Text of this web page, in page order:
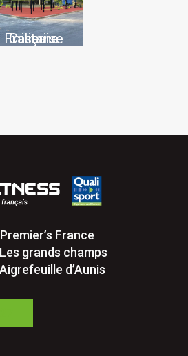
Caserne militaire Française
France
grands champs
d’Aunis